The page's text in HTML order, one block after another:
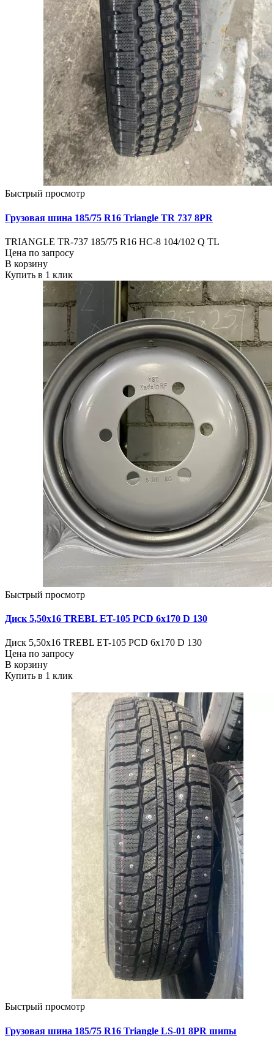
Быстрый просмотр
Грузовая шина 185/75 R16 Triangle TR 737 8PR
TRIANGLE TR-737 185/75 R16 НС-8 104/102 Q TL
Цена по запросу
В корзину
Купить в 1 клик
Быстрый просмотр
Диск 5,50х16 TREBL ET-105 PCD 6x170 D 130
Диск 5,50х16 TREBL ET-105 PCD 6x170 D 130
Цена по запросу
В корзину
Купить в 1 клик
Быстрый просмотр
Грузовая шина 185/75 R16 Triangle LS-01 8PR шипы